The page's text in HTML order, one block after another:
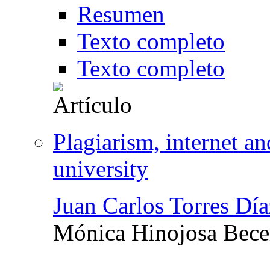
Resumen
Texto completo
Texto completo
Plagiarism, internet
university
Juan Carlos Torres
Mónica Hinojosa